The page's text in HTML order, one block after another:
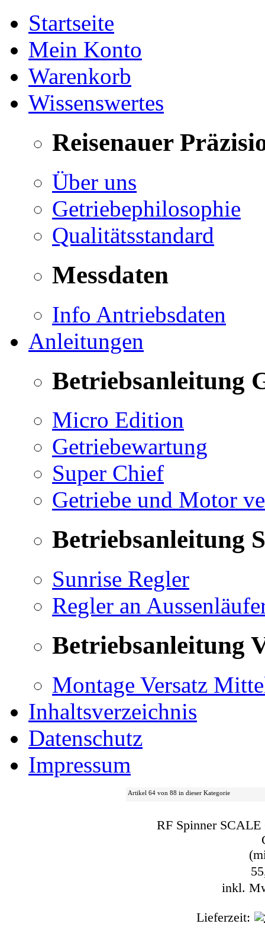
Startseite
Mein Konto
Warenkorb
Wissenswertes
Reisenauer
Über uns
Getriebephilosophie
Qualitätsstandard
Messdaten
Info Antriebsdaten
Anleitungen
Betriebsanleitung
Micro Edition
Getriebewartung
Super Chief
Getriebe und Motor
Betriebsanleitung
Sunrise Regler
Regler an
Betriebsanleitung
Montage Versatz
Inhaltsverzeichnis
Datenschutz
Impressum
Artikel 64 von 88 in dieser Kategorie
RF Spinner
inkl.
Lieferzeit: